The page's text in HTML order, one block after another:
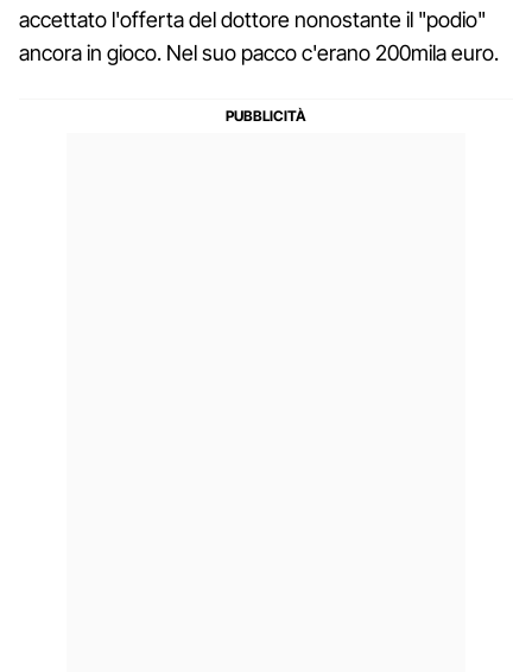
accettato l'offerta del dottore nonostante il "podio"
ancora in gioco. Nel suo pacco c'erano 200mila euro.